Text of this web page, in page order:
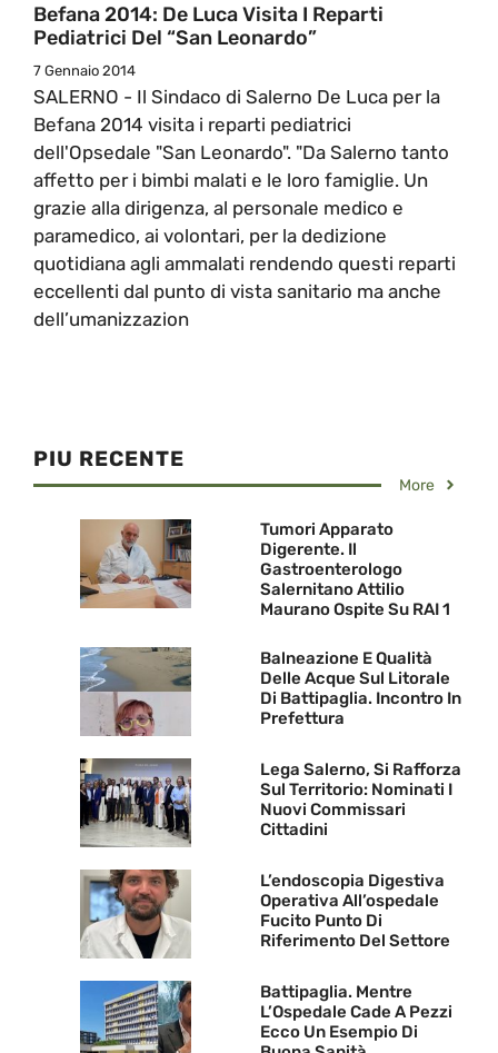
Befana 2014: De Luca Visita I Reparti
Pediatrici Del “San Leonardo”
7 Gennaio 2014
SALERNO - Il Sindaco di Salerno De Luca per la
Befana 2014 visita i reparti pediatrici
dell'Opsedale "San Leonardo". "Da Salerno tanto
affetto per i bimbi malati e le loro famiglie. Un
grazie alla dirigenza, al personale medico e
paramedico, ai volontari, per la dedizione
quotidiana agli ammalati rendendo questi reparti
eccellenti dal punto di vista sanitario ma anche
dell’umanizzazion
PIU RECENTE
More
Tumori Apparato
Digerente. Il
Gastroenterologo
Salernitano Attilio
Maurano Ospite Su RAI 1
Balneazione E Qualità
Delle Acque Sul Litorale
Di Battipaglia. Incontro In
Prefettura
Lega Salerno, Si Rafforza
Sul Territorio: Nominati I
Nuovi Commissari
Cittadini
L’endoscopia Digestiva
Operativa All’ospedale
Fucito Punto Di
Riferimento Del Settore
Battipaglia. Mentre
L’Ospedale Cade A Pezzi
Ecco Un Esempio Di